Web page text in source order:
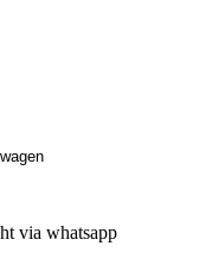
via whatsapp